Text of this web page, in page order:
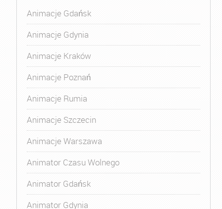
Animacje Gdańsk
Animacje Gdynia
Animacje Kraków
Animacje Poznań
Animacje Rumia
Animacje Szczecin
Animacje Warszawa
Animator Czasu Wolnego
Animator Gdańsk
Animator Gdynia